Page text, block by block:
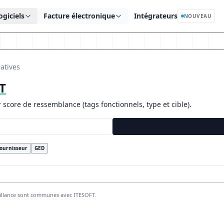
Facture électronique Intégrateurs NOUVEAU
score de ressemblance (tags fonctionnels, type et cible).
GED
sont communes avec ITESOFT.